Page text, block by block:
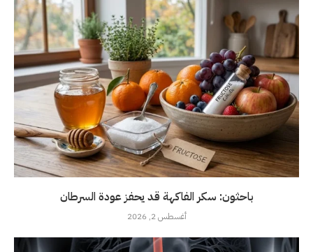
باحثون: سكر الفاكهة قد يحفز عودة السرطان
أغسطس 2, 2026